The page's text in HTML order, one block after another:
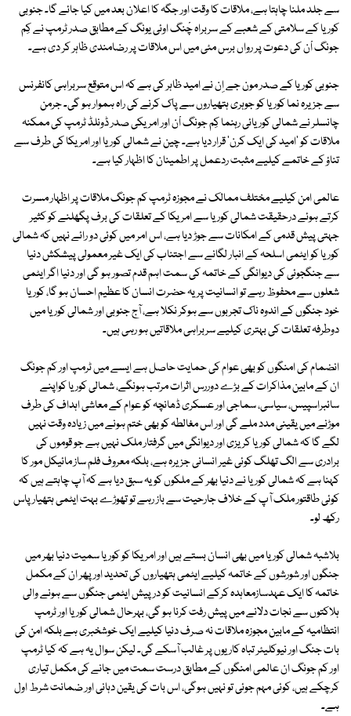
سے جلد ملنا چاہتا ہے، ملاقات کا وقت اور جگہ کا اعلان بعد میں کیا جائے گا۔ جنوبی
کوریا کے سلامتی کے شعبے کے سربراہ چْنگ اوئی یونگ کے مطابق صدر ٹرمپ نے کِم
جونگ اْن کی دعوت پر رواں برس مئی میں اس ملاقات پر رضامندی ظاہر کر دی ہے۔
جنوبی کوریا کے صدر مون جے اِن نے امید ظاہر کی ہے کہ اس متوقع سربراہی کانفرنس
سے جزیرہ نما کوریا کو جوہری ہتھیاروں سے پاک کرنے کی راہ ہموار ہو گی۔ جرمن
چانسلر نے شمالی کوریائی رہنما کِم جونگ اْن اور امریکی صدر ڈونلڈ ٹرمپ کی ممکنہ
ملاقات کو 'امید کی ایک کرن' قرار دیا ہے۔ چین نے شمالی کوریا اور امریکا کی طرف سے
تناؤ کے خاتمے کیلیے مثبت ردعمل پر اطمینان کا اظہار کیا ہے۔
عالمی امن کیلیے مختلف ممالک نے مجوزہ ٹرمپ کم جونگ ملاقات پر اظہار مسرت
کرتے ہوئے درحقیقت شمالی کوریا سے امریکا کے تعلقات کی برف پگھلنے کو کثیر
جہتی پیش قدمی کے امکانات سے جوڑ دیا ہے، اس امر میں کوئی دو رائے نہیں کہ شمالی
کوریا کو ایٹمی اسلحہ کے انبار لگانے سے اجتناب کی ایک غیر معمولی پیشکش دنیا
سے جنگجوئی کی دیوانگی کے خاتمہ کی سمت اہم قدم تصور ہو گی اور دنیا اگر ایٹمی
شعلوں سے محفوظ رہے تو انسانیت پر یہ حضرت انسان کا عظیم احسان ہو گا، کوریا
خود جنگوں کے اندوہ ناک تجربوں سے ہوکر نکلا ہے، آج جنوبی اور شمالی کوریا میں
دوطرفہ تعلقات کی بہتری کیلیے سربراہی ملاقاتیں ہو رہی ہیں۔
انضمام کی امنگوں کو بھی عوام کی حمایت حاصل ہے ایسے میں ٹرمپ اور کم جونگ
ان کے مابین مذاکرات کے بڑے دوررس اثرات مرتب ہونگے، شمالی کوریا کواپنے
سائبراسپیس، سیاسی، سماجی اور عسکری ڈھانچہ کو عوام کے معاشی اہداف کی طرف
موڑنے میں یقینی مدد ملے گی اور اس مغالطہ کو بھی ختم ہونے میں زیادہ وقت نہیں
لگے گا کہ شمالی کوریا کریزی اور دیوانگی میں گرفتار ملک نہیں ہے جو قوموں کی
برادری سے الگ تھلگ کوئی غیر انسانی جزیرہ ہے، بلکہ معروف فلم ساز مائیکل مور کا
کہنا ہے کہ شمالی کوریا نے دنیا بھر کے ملکوں کو یہ سبق دیا ہے کہ آپ چاہتے ہیں کہ
کوئی طاقتور ملک آپ کے خلاف جارحیت سے باز رہے تو تھوڑے بہت ایٹمی ہتھیار پاس
رکھ لو۔
بلاشبہ شمالی کوریا میں بھی انسان بستے ہیں اور امریکا کو کوریا سمیت دنیا بھر میں
جنگوں اور شورشوں کے خاتمہ کیلیے ایٹمی ہتھیاروں کی تحدید اور پھر ان کے مکمل
خاتمہ کا ایک عہدسازمعاہدہ کرکے انسانیت کو درپیش ایٹمی جنگوں سے ہونے والی
ہلاکتوں سے نجات دلانے میں پیش رفت کرنا ہو گی، بہرحال شمالی کوریا اور ٹرمپ
انتظامیہ کے مابین مجوزہ ملاقات نہ صرف دنیا کیلیے ایک خوشخبری ہے بلکہ امن کی
بات جنگ اور نیوکلیئر تباہ کاریوں پر غالب آسکے گی۔ لیکن سوال یہ ہے کہ کیا ٹرمپ
اور کم جونگ ان عالمی امنگوں کے مطابق درست سمت میں جانے کی مکمل تیاری
کرچکے ہیں، کوئی مہم جوئی تو نہیں ہوگی، اس بات کی یقین دہانی اور ضمانت شرط اول
ہے۔